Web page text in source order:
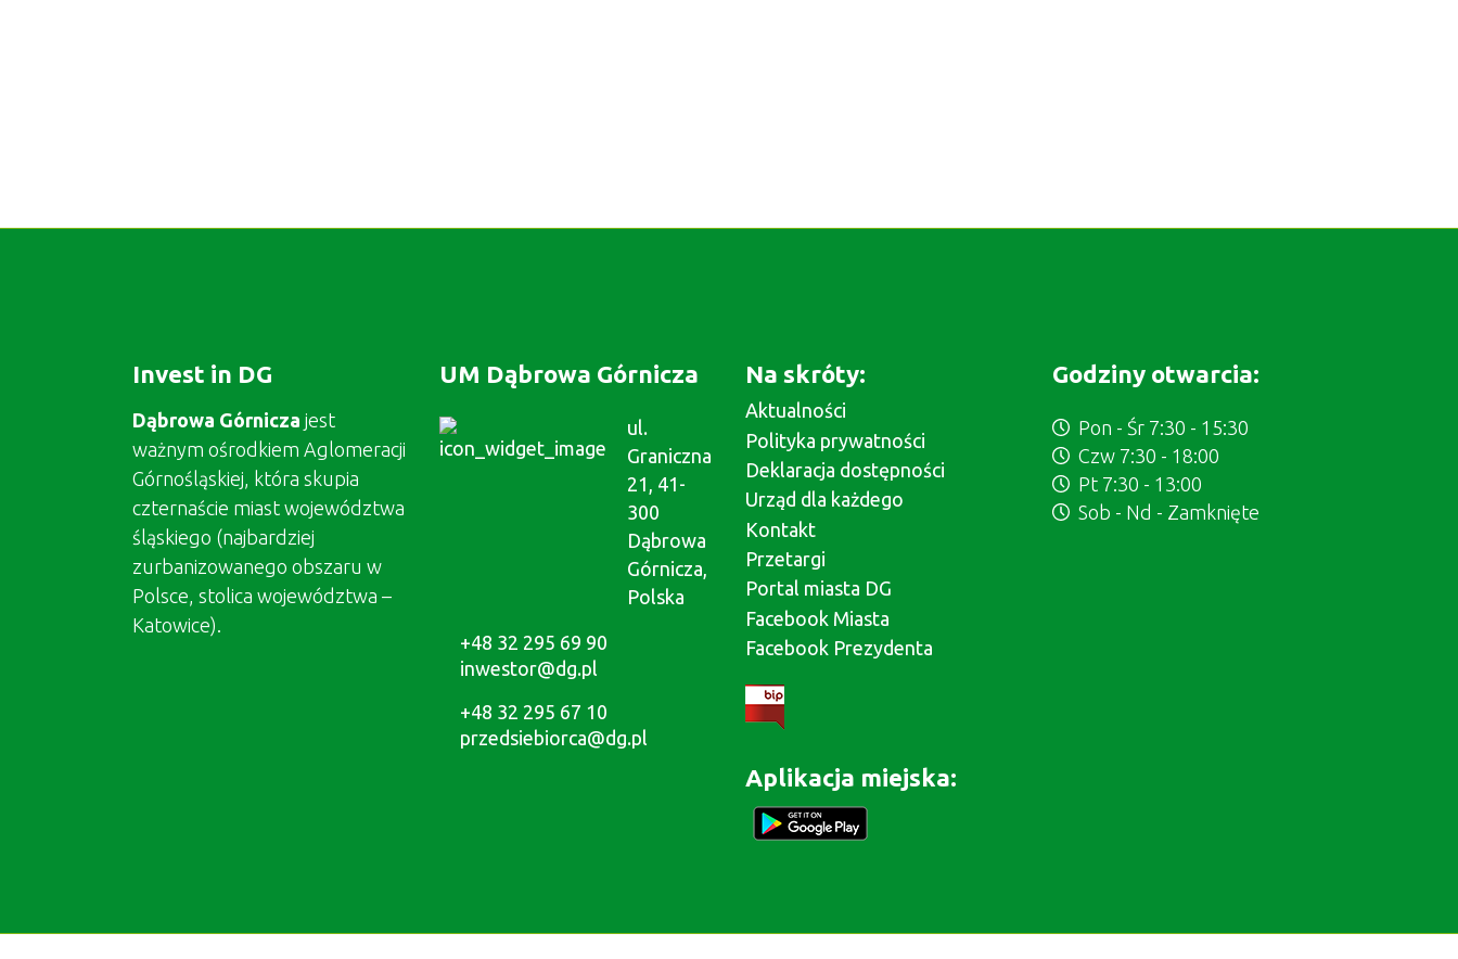
Invest in DG
Dąbrowa Górnicza jest
ważnym ośrodkiem Aglomeracji
Górnośląskiej, która skupia
czternaście miast województwa
śląskiego (najbardziej
zurbanizowanego obszaru w
Polsce, stolica województwa –
Katowice).
UM Dąbrowa Górnicza
ul.
Graniczna
21, 41-
300
Dąbrowa
Górnicza,
Polska
+48 32 295 69 90
inwestor@dg.pl
+48 32 295 67 10
przedsiebiorca@dg.pl
Na skróty:
Aktualności
Polityka prywatności
Deklaracja dostępności
Urząd dla każdego
Kontakt
Przetargi
Portal miasta DG
Facebook Miasta
Facebook Prezydenta
Aplikacja miejska:
Godziny otwarcia:
Pon - Śr 7:30 - 15:30
Czw 7:30 - 18:00
Pt 7:30 - 13:00
Sob - Nd - Zamknięte